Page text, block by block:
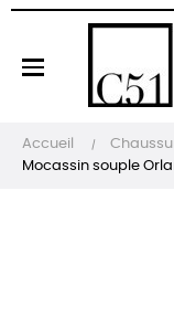
Basculer
navigation
☰
Accueil
Mocassin souple